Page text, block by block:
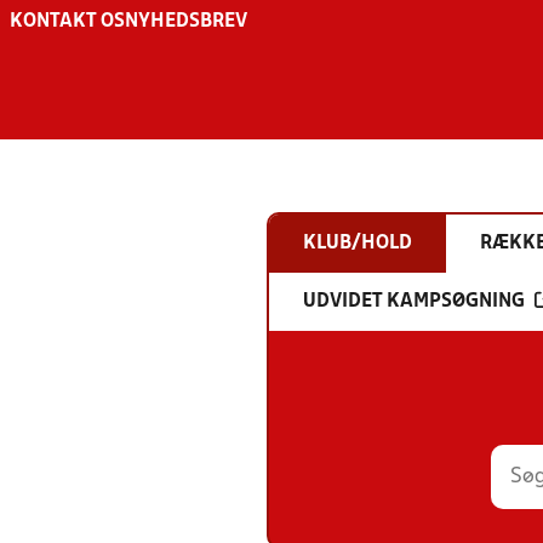
KONTAKT OS NYHEDSBREV
KLUB/HOLD
UDVIDET KAMPSØGNING